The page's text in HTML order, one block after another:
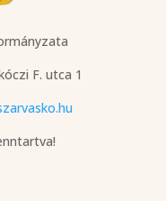
F. utca 1